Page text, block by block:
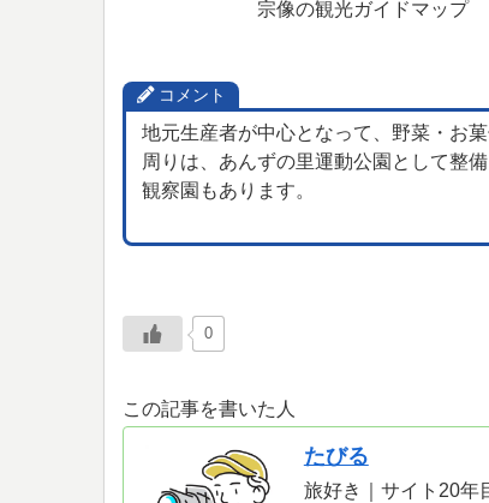
宗像の観光ガイドマップ
コメント
地元生産者が中心となって、野菜・お
周りは、あんずの里運動公園として整
観察園もあります。
0
この記事を書いた人
たびる
旅好き｜サイト20年